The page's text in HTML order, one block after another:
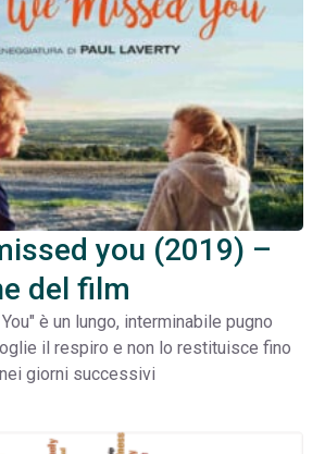
you (2019) –
del film
è un lungo, interminabile pugno
il respiro e non lo restituisce fino
giorni successivi